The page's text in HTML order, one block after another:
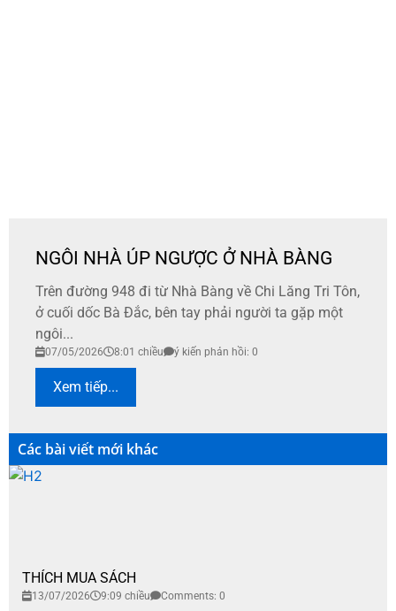
NGÔI NHÀ ÚP NGƯỢC Ở NHÀ BÀNG
Trên đường 948 đi từ Nhà Bàng về Chi Lăng Tri Tôn,
ở cuối dốc Bà Đắc, bên tay phải người ta gặp một
ngôi...
07/05/2026 8:01 chiều ý kiến phản hồi: 0
Xem tiếp...
Các bài viết mới khác
THÍCH MUA SÁCH
13/07/2026 9:09 chiều Comments: 0